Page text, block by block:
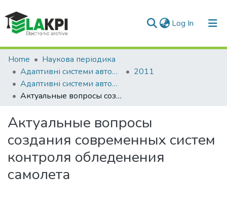
Log In (current)
Communities & Collections
All of DSpace
Statistics
Home
Наукова періодика
Адаптивні системи автоматичного управління
2011
Адаптивні системи автоматичного управління: міжвідомчий науково-технічний збірник, № 18(38)
Актуальные вопросы создания современных систем контроля обледенения cамолета
Актуальные вопросы
создания современных систем
контроля обледенения
cамолета